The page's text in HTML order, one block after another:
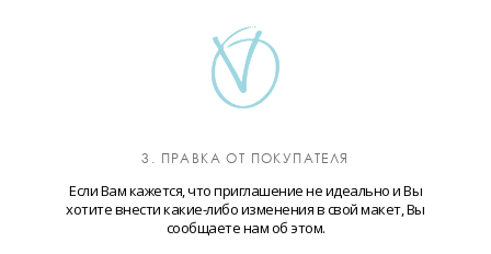
3. ПРАВКА ОТ ПОКУПАТЕЛЯ
Если Вам кажется, что приглашение не идеально и Вы
хотите внести какие-либо изменения в свой макет, Вы
сообщаете нам об этом.